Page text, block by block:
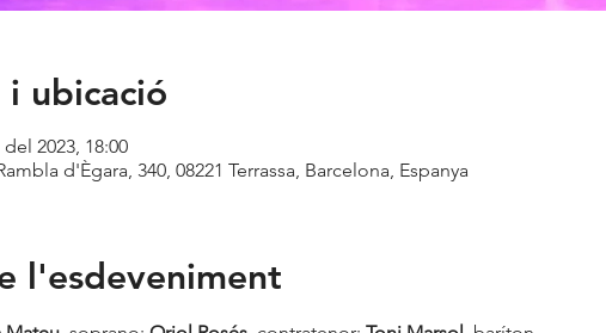
i ubicació
2023, 18:00
d'Ègara, 340, 08221 Terrassa, Barcelona, Espanya
l'esdeveniment